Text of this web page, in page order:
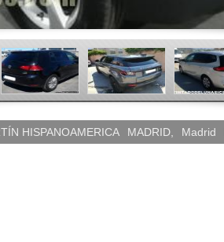
HISPANOAMERICA MADRID, Madrid